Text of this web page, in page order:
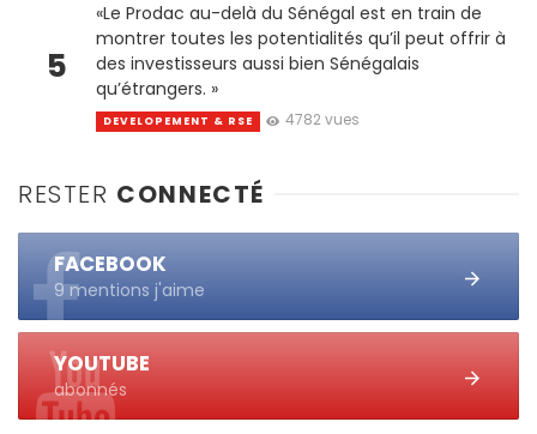
5
«Le Prodac au-delà du Sénégal est en train de
montrer toutes les potentialités qu’il peut offrir à
des investisseurs aussi bien Sénégalais
qu’étrangers. »
DEVELOPEMENT & RSE 4782 vues
RESTER CONNECTÉ
FACEBOOK
9 mentions j'aime
YOUTUBE
abonnés